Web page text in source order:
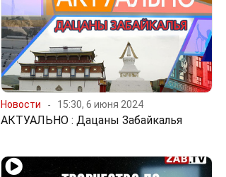
Новости 15:30, 6 июня 2024
АКТУАЛЬНО : Дацаны Забайкалья